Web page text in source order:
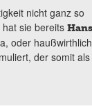
nicht ganz so
sie bereits
oder
der somit